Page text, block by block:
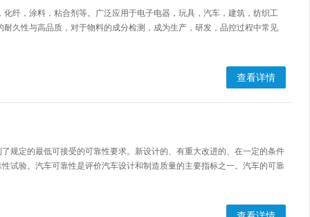
纤，涂料，粘合剂等。广泛应用于电子电器，玩具，汽车，建筑，纺织工
久性与高品质，对于物料的成分检测，成为生产，研发，品控过程中常见
查看详情
规定的最低可接受的可靠性要求。新设计的、有重大改进的、在一定的条件
试验。汽车可靠性是评价汽车设计和制造质量的主要指标之一。汽车的可靠